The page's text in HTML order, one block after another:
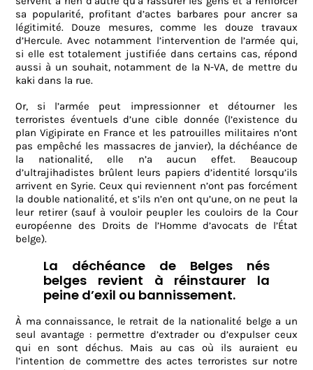
sa popularité, profitant d’actes barbares pour ancrer sa
légitimité. Douze mesures, comme les douze travaux
d’Hercule. Avec notamment l’intervention de l’armée qui,
si elle est totalement justifiée dans certains cas, répond
aussi à un souhait, notamment de la N-VA, de mettre du
kaki dans la rue.
Or, si l’armée peut impressionner et détourner les
terroristes éventuels d’une cible donnée (l’existence du
plan Vigipirate en France et les patrouilles militaires n’ont
pas empêché les massacres de janvier), la déchéance de
la nationalité, elle n’a aucun effet. Beaucoup
d’ultrajihadistes brûlent leurs papiers d’identité lorsqu’ils
arrivent en Syrie. Ceux qui reviennent n’ont pas forcément
la double nationalité, et s’ils n’en ont qu’une, on ne peut la
leur retirer (sauf à vouloir peupler les couloirs de la Cour
européenne des Droits de l’Homme d’avocats de l’État
belge).
La déchéance de Belges nés
belges revient à réinstaurer la
peine d’exil ou bannissement.
À ma connaissance, le retrait de la nationalité belge a un
seul avantage : permettre d’extrader ou d’expulser ceux
qui en sont déchus. Mais au cas où ils auraient eu
l’intention de commettre des actes terroristes sur notre